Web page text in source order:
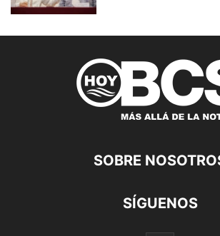
SOBRE
SÍGUENOS